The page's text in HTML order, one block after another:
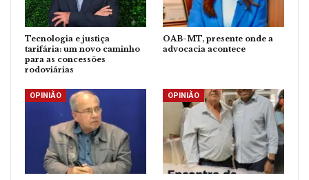
Tecnologia e justiça
tarifária: um novo caminho
para as concessões
rodoviárias
OAB-MT, presente onde a
advocacia acontece
OPINIÃO OPINIÃO